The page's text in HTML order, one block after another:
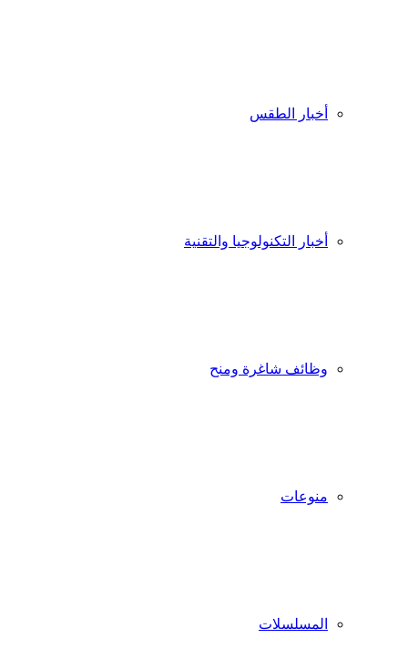
أخبار الطقس
أخبار التكنولوجيا والتقنية
وظائف شاغرة ومنح
منوعات
المسلسلات